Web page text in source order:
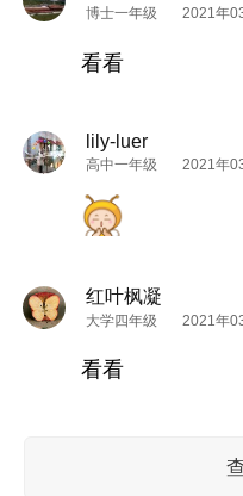
精华 篇：
我是根据肌肤
测评感受：
如果你要查看本帖隐藏
SK2小灯泡：
测评感受：
博士一年级 2021年
看看
lily-luer
高中一年级 2021年
红叶枫凝
大学四年级 2021年
看看